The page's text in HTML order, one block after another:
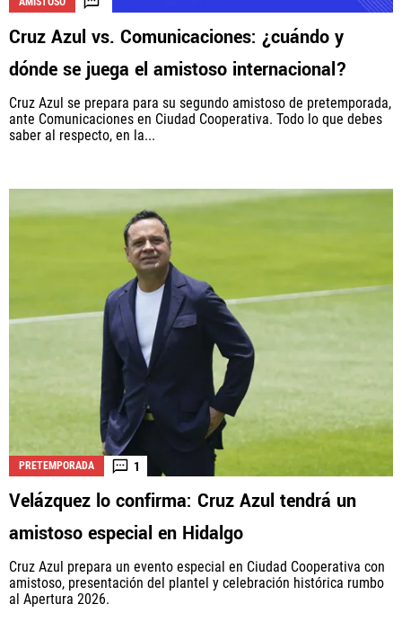
Cruz Azul vs. Comunicaciones: ¿cuándo y
dónde se juega el amistoso internacional?
Cruz Azul se prepara para su segundo amistoso de pretemporada,
ante Comunicaciones en Ciudad Cooperativa. Todo lo que debes
saber al respecto, en la...
PRETEMPORADA 1
Velázquez lo confirma: Cruz Azul tendrá un
amistoso especial en Hidalgo
Cruz Azul prepara un evento especial en Ciudad Cooperativa con
amistoso, presentación del plantel y celebración histórica rumbo
al Apertura 2026.